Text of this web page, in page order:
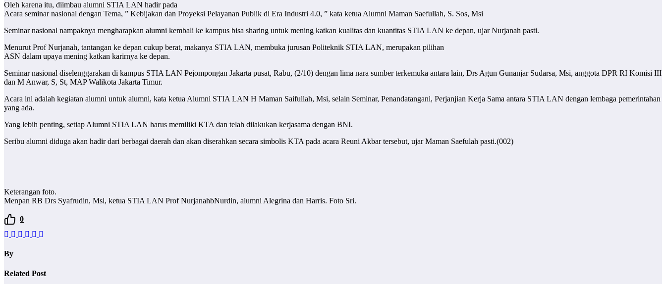
Oleh karena itu, diimbau alumni STIA LAN hadir pada
Acara seminar nasional dengan Tema, ” Kebijakan dan Proyeksi Pelayanan Publik di Era Industri 4.0, ” kata ketua Alumni Maman Saefullah, S. Sos, Msi
Seminar nasional nampaknya mengharapkan alumni kembali ke kampus bisa sharing untuk mening katkan kualitas dan kuantitas STIA LAN ke depan, ujar Nurjanah pasti.
Menurut Prof Nurjanah, tantangan ke depan cukup berat, makanya STIA LAN, membuka jurusan Politeknik STIA LAN, merupakan pilihan
ASN dalam upaya mening katkan karirnya ke depan.
Seminar nasional diselenggarakan di kampus STIA LAN Pejompongan Jakarta pusat, Rabu, (2/10) dengan lima nara sumber terkemuka antara lain, Drs Agun Gunanjar Sudarsa, Msi, anggota DPR RI Komisi III
dan M Anwar, S, St, MAP Walikota Jakarta Timur.
Acara ini adalah kegiatan alumni untuk alumni, kata ketua Alumni STIA LAN H Maman Saifullah, Msi, selain Seminar, Penandatangani, Perjanjian Kerja Sama antara STIA LAN dengan lembaga pemerintahan
yang ada.
Yang lebih penting, setiap Alumni STIA LAN harus memiliki KTA dan telah dilakukan kerjasama dengan BNI.
Seribu alumni diduga akan hadir dari berbagai daerah dan akan diserahkan secara simbolis KTA pada acara Reuni Akbar tersebut, ujar Maman Saefulah pasti.(002)
Keterangan foto.
Menpan RB Drs Syafrudin, Msi, ketua STIA LAN Prof NurjanahbNurdin, alumni Alegrina dan Harris. Foto Sri.
0
By
Related Post